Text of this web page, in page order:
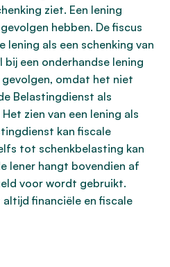
ziet. Een lening
hebben. De fiscus
lening als een schenking van
een onderhandse lening
omdat het niet
Belastingdienst als
zien van een lening als
kan fiscale
tot schenkbelasting kan
lener hangt bovendien af
voor wordt gebruikt.
financiële en fiscale